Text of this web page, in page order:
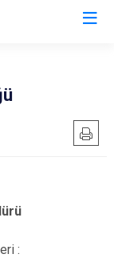
: